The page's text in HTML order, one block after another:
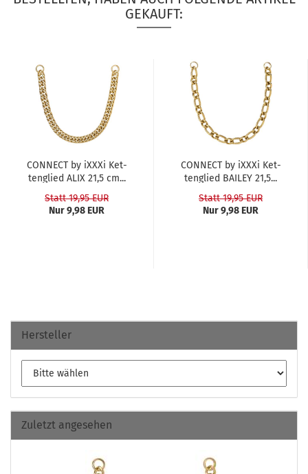
GEKAUFT:
CON­NECT by iXXXi Ket­
ten­glied ALIX 21,5 cm...
Statt 19,95 EUR
Nur 9,98 EUR
CON­NECT by iXXXi Ket­
ten­glied BAI­LEY 21,5...
Statt 19,95 EUR
Nur 9,98 EUR
Hersteller
Zuletzt angesehen